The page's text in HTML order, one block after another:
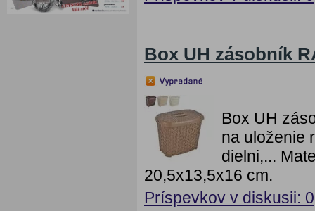
Box UH zásobník
Box UH
na uloženie
dielni,...
20,5x13,5x16 cm.
Príspevkov v diskusii: 0